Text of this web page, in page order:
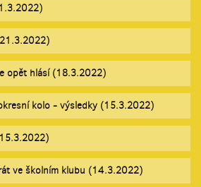
opět hlásí (18.3.2022)
kolo - výsledky (15.3.2022)
ve školním klubu (14.3.2022)